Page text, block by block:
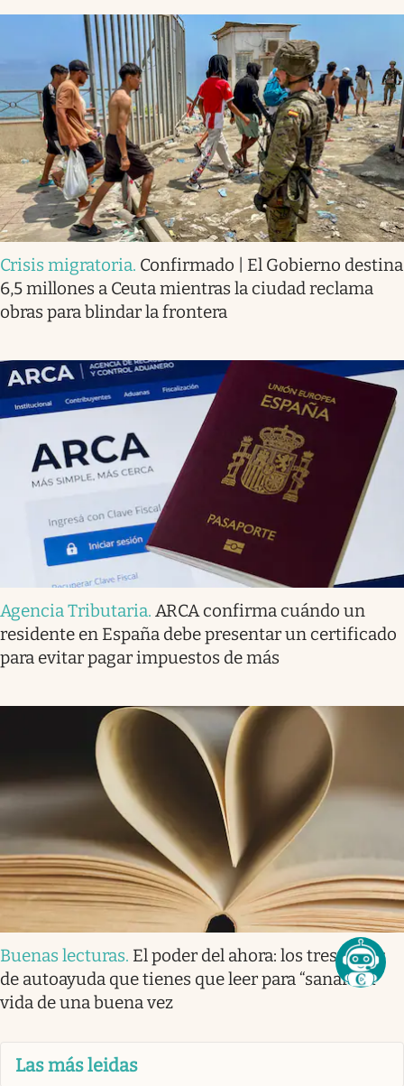
Crisis migratoria. Confirmado | El Gobierno destina
6,5 millones a Ceuta mientras la ciudad reclama
obras para blindar la frontera
Agencia Tributaria. ARCA confirma cuándo un
residente en España debe presentar un certificado
para evitar pagar impuestos de más
Buenas lecturas. El poder del ahora: los tres libros
de autoayuda que tienes que leer para “sanar” tu
vida de una buena vez
Las más leidas